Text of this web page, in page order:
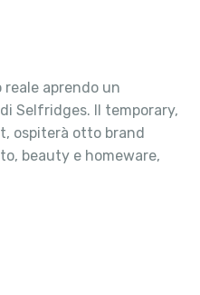
aprendo un
Selfridges. Il temporary,
ospiterà otto brand
beauty e homeware,